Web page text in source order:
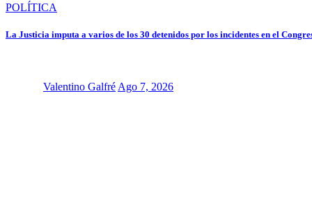
POLÍTICA
La Justicia imputa a varios de los 30 detenidos por los incidentes en el
Valentino GalfréAgo 7, 2026